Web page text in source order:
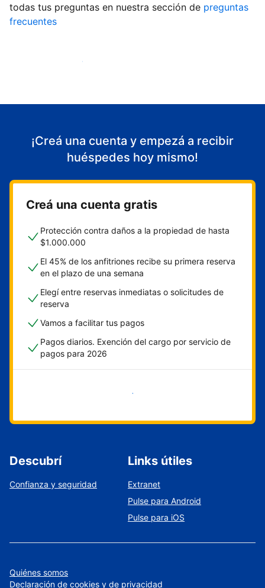
todas tus preguntas en nuestra sección de preguntas
frecuentes
Empezá a recibir huéspedes
¡Creá una cuenta y empezá a recibir
huéspedes hoy mismo!
Creá una cuenta gratis
Protección contra daños a la propiedad de hasta
$1.000.000
El 45% de los anfitriones recibe su primera reserva
en el plazo de una semana
Elegí entre reservas inmediatas o solicitudes de
reserva
Vamos a facilitar tus pagos
Pagos diarios. Exención del cargo por servicio de
pagos para 2026
Empezar ahora
Descubrí
Confianza y seguridad
Links útiles
Extranet
Pulse para Android
Pulse para iOS
Quiénes somos
Declaración de cookies y de privacidad